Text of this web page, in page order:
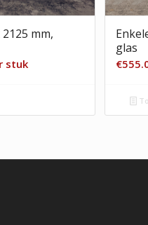
mm,
stuk
glas
€